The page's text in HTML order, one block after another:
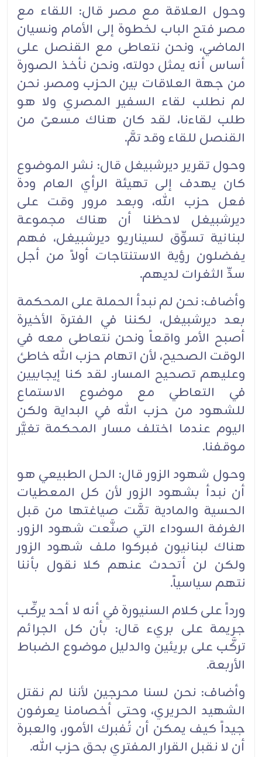
وحول العلاقة مع مصر قال: اللقاء مع
مصر فتح الباب لخطوة إلى الأمام ونسيان
الماضي، ونحن نتعاطى مع القنصل على
أساس أنه يمثل دولته، ونحن نأخذ الصورة
من جهة العلاقات بين الحزب ومصر. نحن
لم نطلب لقاء السفير المصري ولا هو
طلب لقاءنا، لقد كان هناك مسعىً من
القنصل للقاء وقد تمَّ.
وحول تقرير ديرشبيغل قال: نشر الموضوع
كان يهدف إلى تهيئة الرأي العام ودة
فعل حزب الله، وبعد مرور وقت على
ديرشبيغل لاحظنا أن هناك مجموعة
لبنانية تسوِّق لسيناريو ديرشبيغل، فهم
يفضلون رؤية الاستنتاجات أولاً من أجل
سدِّ الثغرات لديهم.
وأضاف: نحن لم نبدأ الحملة على المحكمة
بعد ديرشبيغل، لكننا في الفترة الأخيرة
أصبح الأمر واقعاً ونحن نتعاطى معه في
الوقت الصحيح، لأن اتهام حزب الله خاطئ
وعليهم تصحيح المسار. لقد كنا إيجابيين
في التعاطي مع موضوع الاستماع
للشهود من حزب الله في البداية ولكن
اليوم عندما اختلف مسار المحكمة تغيَّر
موقفنا.
وحول شهود الزور قال: الحل الطبيعي هو
أن نبدأ بشهود الزور لأن كل المعطيات
الحسية والمادية تمَّت صياغتها من قبل
الغرفة السوداء التي صنَّعت شهود الزور.
هناك لبنانيون فبركوا ملف شهود الزور
ولكن لن أتحدث عنهم كلا نقول بأننا
نتهم سياسياً.
ورداً على كلام السنيورة في أنه لا أحد يركِّب
جريمة على بريء قال: بأن كل الجرائم
تركَّب على بريئين والدليل موضوع الضباط
الأربعة.
وأضاف: نحن لسنا محرجين لأننا لم نقتل
الشهيد الحريري، وحتى أخصامنا يعرفون
جيداً كيف يمكن أن تُفبرك الأمور، والعبرة
أن لا نقبل القرار المفتري بحق حزب الله.